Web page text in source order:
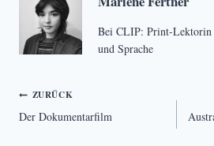
Bei CLIP: Print-
und Sprache
Beitragsnavigation
ZURÜCK
Der Dokumentarfilm